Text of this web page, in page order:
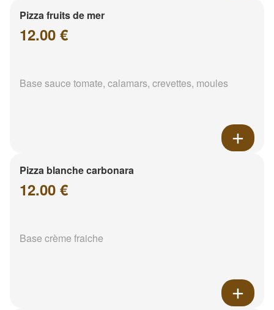
Pizza fruits de mer
12.00 €
Base sauce tomate, calamars, crevettes, moules
Pizza blanche carbonara
12.00 €
Base crème fraiche